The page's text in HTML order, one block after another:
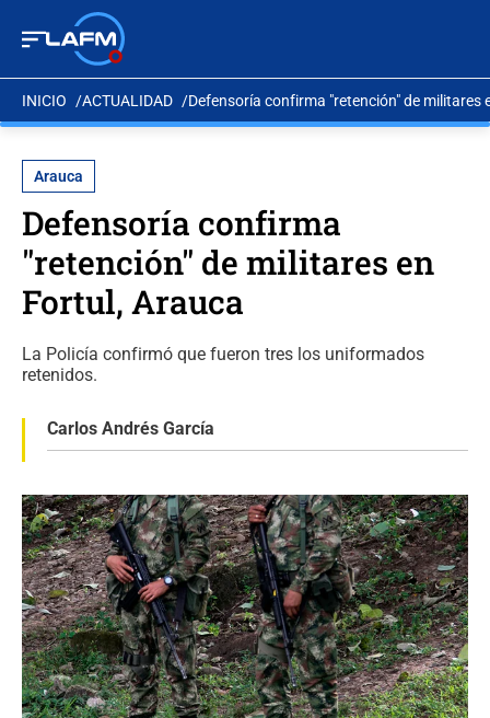
INICIO ACTUALIDAD Defensoría confirma "retención" de militares
Arauca
Defensoría confirma
"retención" de militares en
Fortul, Arauca
La Policía confirmó que fueron tres los uniformados
retenidos.
Carlos Andrés García